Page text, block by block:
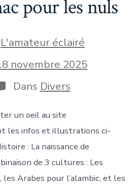
pour les nuls
L'amateur éclairé
novembre 2025
Dans Divers
un oeil au site
les infos et illustrations ci-
: La naissance de
de 3 cultures : Les
les Arabes pour l’alambic, et les